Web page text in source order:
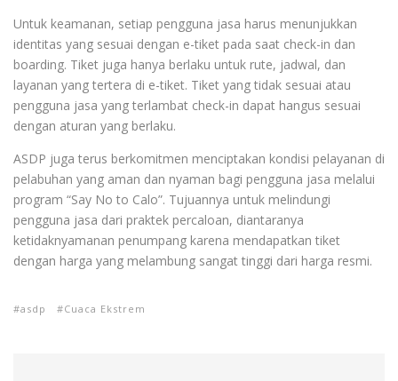
Untuk keamanan, setiap pengguna jasa harus menunjukkan
identitas yang sesuai dengan e-tiket pada saat check-in dan
boarding. Tiket juga hanya berlaku untuk rute, jadwal, dan
layanan yang tertera di e-tiket. Tiket yang tidak sesuai atau
pengguna jasa yang terlambat check-in dapat hangus sesuai
dengan aturan yang berlaku.
ASDP juga terus berkomitmen menciptakan kondisi pelayanan di
pelabuhan yang aman dan nyaman bagi pengguna jasa melalui
program “Say No to Calo”. Tujuannya untuk melindungi
pengguna jasa dari praktek percaloan, diantaranya
ketidaknyamanan penumpang karena mendapatkan tiket
dengan harga yang melambung sangat tinggi dari harga resmi.
asdp Cuaca Ekstrem